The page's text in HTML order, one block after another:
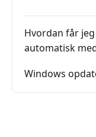
Hvordan får
automatisk
Windows